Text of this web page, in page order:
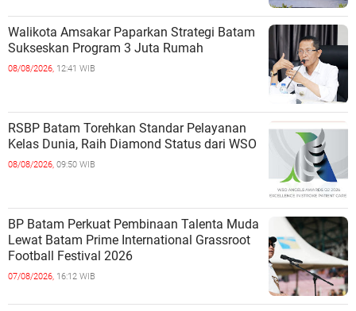
Walikota Amsakar Paparkan Strategi Batam
Sukseskan Program 3 Juta Rumah
08/08/2026, 12:41 WIB
RSBP Batam Torehkan Standar Pelayanan
Kelas Dunia, Raih Diamond Status dari WSO
08/08/2026, 09:50 WIB
BP Batam Perkuat Pembinaan Talenta Muda
Lewat Batam Prime International Grassroot
Football Festival 2026
07/08/2026, 16:12 WIB